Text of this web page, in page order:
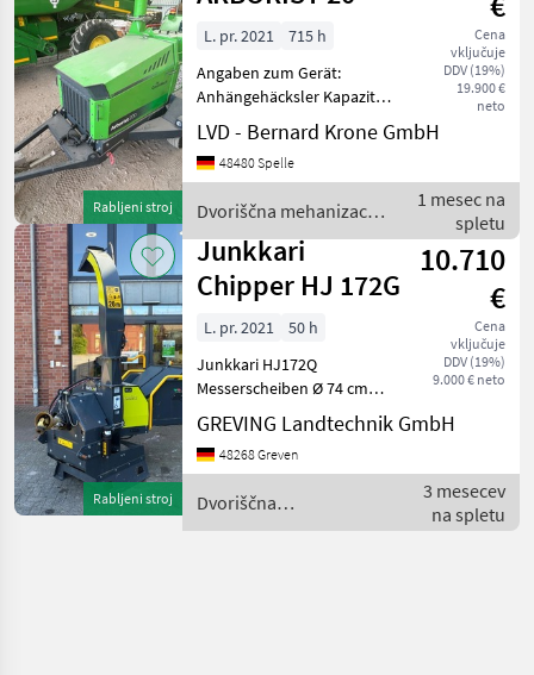
Rabljeni stroj
Cena
vključuje
DDV (19%)
19.900 €
neto
L. pr. 2021
715 h
Angaben zum Gerät:
Anhängehäcksler Kapazität:
Stammdurchmesser max.
20 cm max. Walzeneinzug
280 mm x 200 mm 45 PS
Disc-Messersystem mit 4 D
LVD - Bernard Krone GmbH
48480 Spelle
Dvoriščna mehanizacija
/ Sonstige
1 mesec na
spletu
Rabljeni stroj
Junkkari
Chipper HJ 172G
10.710
€
Cena
vključuje
DDV (19%)
9.000 € neto
L. pr. 2021
50 h
Junkkari HJ172Q
Messerscheiben Ø 74 cm
Messerscheibengewicht 106
kg Messeranzahl 4 Stk.
Auswurfleistung 4 – 8 m³ / h
Einzugswalzen Messere
GREVING Landtechnik GmbH
48268 Greven
Dvoriščna
mehanizacija /
3 mesecev
na spletu